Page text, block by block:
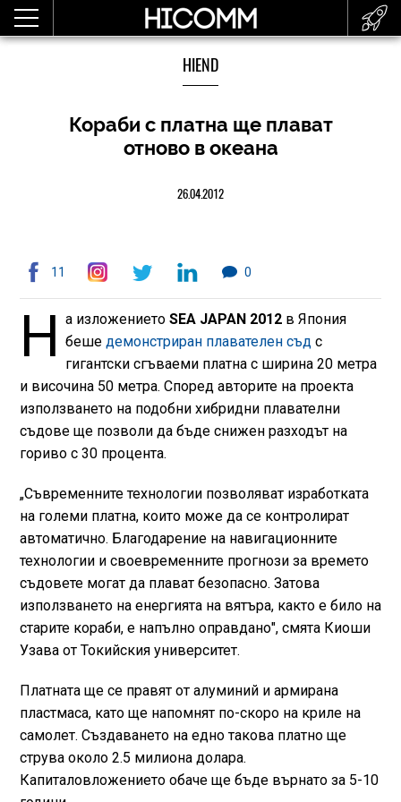
HIEND
Кораби с платна ще плават
отново в океана
26.04.2012
11 0
Н а изложениетоSEA JAPAN 2012 в Япония
бешедемонстриран плавателен съд с
гигантски сгъваеми платна с ширина 20 метра
и височина 50 метра. Според авторите на проекта
използването на подобни хибридни плавателни
съдове ще позволи да бъде снижен разходът на
гориво с 30 процента.
„Съвременните технологии позволяват изработката
на големи платна, които може да се контролират
автоматично. Благодарение на навигационните
технологии и своевременните прогнози за времето
съдовете могат да плават безопасно. Затова
използването на енергията на вятъра, както е било на
старите кораби, е напълно оправдано", смята Киоши
Узава от Токийския университет.
Платната ще се правят от алуминий и армирана
пластмаса, като ще напомнят по-скоро на криле на
самолет. Създаването на едно такова платно ще
струва около 2.5 милиона долара.
Капиталовложението обаче ще бъде върнато за 5-10